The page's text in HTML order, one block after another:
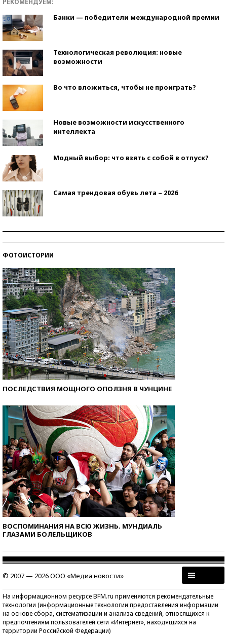
Банки — победители международной премии
Технологическая революция: новые
возможности
Во что вложиться, чтобы не проиграть?
Новые возможности искусственного
интеллекта
Модный выбор: что взять с собой в отпуск?
Самая трендовая обувь лета – 2026
ФОТОИСТОРИИ
ПОСЛЕДСТВИЯ МОЩНОГО ОПОЛЗНЯ В ЧУНЦИНЕ
ВОСПОМИНАНИЯ НА ВСЮ ЖИЗНЬ. МУНДИАЛЬ
ГЛАЗАМИ БОЛЕЛЬЩИКОВ
© 2007 — 2026 ООО «Медиа новости»
На информационном ресурсе BFM.ru применяются рекомендательные
технологии (информационные технологии предоставления информации
на основе сбора, систематизации и анализа сведений, относящихся к
предпочтениям пользователей сети «Интернет», находящихся на
территории Российской Федерации)